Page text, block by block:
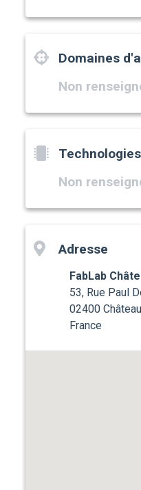
Domaines
Non
Non
Adresse
FabLab
53, Rue Paul
02400
France